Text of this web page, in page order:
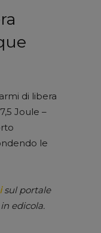
di libera
Joule –
le
sul portale
edicola.